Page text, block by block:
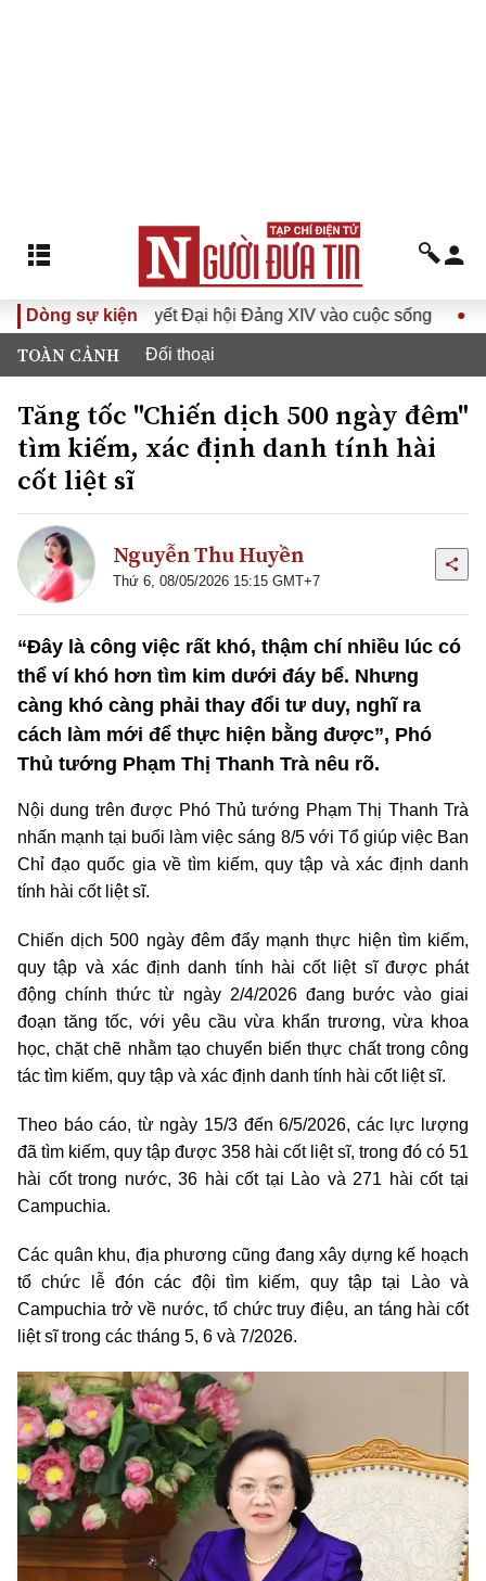
Dòng sự kiện
Nghị quyết Đại hội Đảng XIV vào cuộc sống Hướng
TOÀN CẢNH Đối thoại
Tăng tốc "Chiến dịch 500 ngày đêm"
tìm kiếm, xác định danh tính hài
cốt liệt sĩ
Nguyễn Thu Huyền
Thứ 6, 08/05/2026 15:15 GMT+7
“Đây là công việc rất khó, thậm chí nhiều lúc có
thể ví khó hơn tìm kim dưới đáy bể. Nhưng
càng khó càng phải thay đổi tư duy, nghĩ ra
cách làm mới để thực hiện bằng được”, Phó
Thủ tướng Phạm Thị Thanh Trà nêu rõ.
Nội dung trên được Phó Thủ tướng Phạm Thị Thanh Trà
nhấn mạnh tại buổi làm việc sáng 8/5 với Tổ giúp việc Ban
Chỉ đạo quốc gia về tìm kiếm, quy tập và xác định danh
tính hài cốt liệt sĩ.
Chiến dịch 500 ngày đêm đẩy mạnh thực hiện tìm kiếm,
quy tập và xác định danh tính hài cốt liệt sĩ được phát
động chính thức từ ngày 2/4/2026 đang bước vào giai
đoạn tăng tốc, với yêu cầu vừa khẩn trương, vừa khoa
học, chặt chẽ nhằm tạo chuyển biến thực chất trong công
tác tìm kiếm, quy tập và xác định danh tính hài cốt liệt sĩ.
Theo báo cáo, từ ngày 15/3 đến 6/5/2026, các lực lượng
đã tìm kiếm, quy tập được 358 hài cốt liệt sĩ, trong đó có 51
hài cốt trong nước, 36 hài cốt tại Lào và 271 hài cốt tại
Campuchia.
Các quân khu, địa phương cũng đang xây dựng kế hoạch
tổ chức lễ đón các đội tìm kiếm, quy tập tại Lào và
Campuchia trở về nước, tổ chức truy điệu, an táng hài cốt
liệt sĩ trong các tháng 5, 6 và 7/2026.